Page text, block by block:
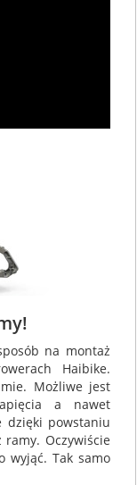
na montaż
Haibike.
Możliwe jest
a nawet
dzięki powstaniu
Oczywiście
wyjąć. Tak samo